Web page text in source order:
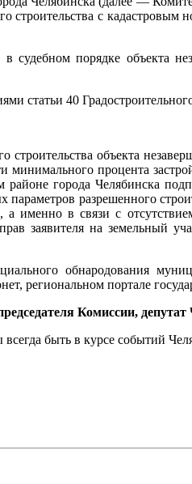
строительства с
порядке объекта
статьи 40
объекта
минимального процента
города Челябинска
разрешенного
именно в связи с
заявителя на земельный
обнародования
региональном портале
Комиссии,
всегда быть в курсе событий